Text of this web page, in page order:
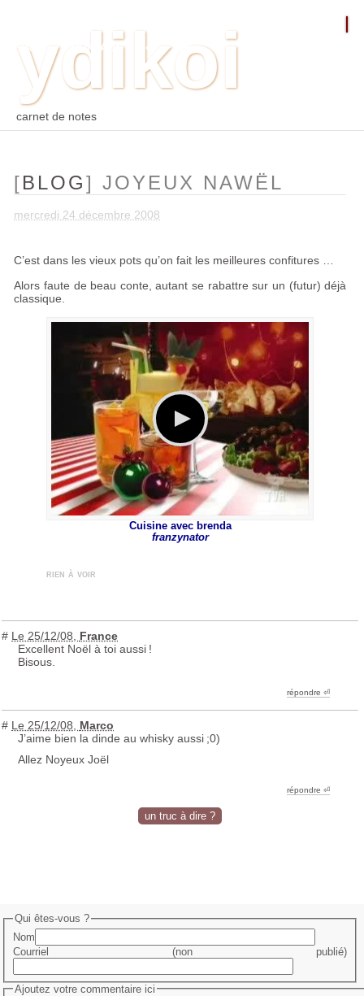
TAGS
CONTACT ⛵︎
ydikoi
carnet de notes
[BLOG] JOYEUX NAWËL
mercredi 24 décembre 2008
C’est dans les vieux pots qu’on fait les meilleures confitures …
Alors faute de beau conte, autant se rabattre sur un (futur) déjà
classique.
Cuisine avec brenda
franzynator
rien à voir
# Le 25/12/08
France
Excellent Noël à toi aussi !
Bisous.
répondre ︎⏎
# Le 25/12/08
Marco
J’aime bien la dinde au whisky aussi ;0)
Allez Noyeux Joël
répondre ︎⏎
un truc à dire ?
Qui êtes-vous ?
Nom
Courriel (non publié)
Ajoutez votre commentaire ici